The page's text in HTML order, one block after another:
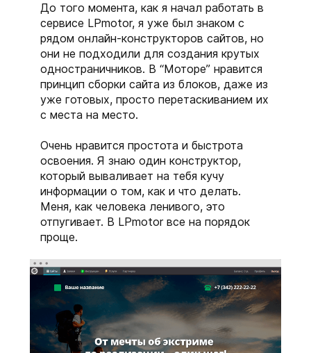
Забронировать предложение
Получите подарки
от mottor при
подключении
тарифа
спецпредложение
До того момента, как я начал работать в
сервисе LPmotor, я уже был знаком с
рядом онлайн-конструкторов сайтов, но
они не подходили для создания крутых
одностраничников. В “Моторе” нравится
принцип сборки сайта из блоков, даже из
уже готовых, просто перетаскиванием их
с места на место.
Очень нравится простота и быстрота
освоения. Я знаю один конструктор,
который вываливает на тебя кучу
информации о том, как и что делать.
Меня, как человека ленивого, это
отпугивает. В LPmotor все на порядок
проще.